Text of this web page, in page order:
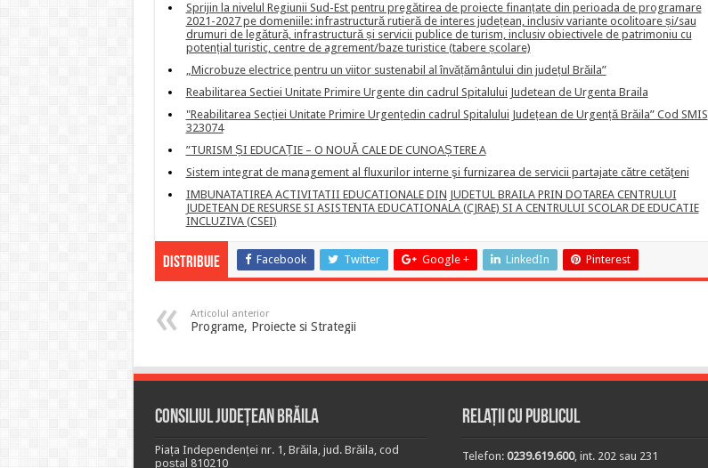
Sprijin la nivelul Regiunii Sud-Est pentru pregătirea de proiecte finanțate din perioada de programare
2021-2027 pe domeniile: infrastructură rutieră de interes județean, inclusiv variante ocolitoare și/sau
drumuri de legătură, infrastructură și servicii publice de turism, inclusiv obiectivele de patrimoniu cu
potențial turistic, centre de agrement/baze turistice (tabere școlare)
„Microbuze electrice pentru un viitor sustenabil al învățământului din județul Brăila”
Reabilitarea Sectiei Unitate Primire Urgente din cadrul Spitalului Judetean de Urgenta Braila
"Reabilitarea Secției Unitate Primire Urgențedin cadrul Spitalului Județean de Urgență Brăila” Cod SMIS
323074
”TURISM ȘI EDUCAȚIE – O NOUĂ CALE DE CUNOAȘTERE A
Sistem integrat de management al fluxurilor interne şi furnizarea de servicii partajate către cetăţeni
IMBUNATATIREA ACTIVITATII EDUCATIONALE DIN JUDETUL BRAILA PRIN DOTAREA CENTRULUI
JUDETEAN DE RESURSE SI ASISTENTA EDUCATIONALA (CJRAE) SI A CENTRULUI SCOLAR DE EDUCATIE
INCLUZIVA (CSEI)
Distribuie Facebook Twitter Google + LinkedIn Pinterest
Articolul anterior
Programe, Proiecte si Strategii
Consiliul Județean Brăila
Piața Independenței nr. 1, Brăila, jud. Brăila, cod
poștal 810210
Relații cu publicul
Telefon:0239.619.600, int. 202 sau 231